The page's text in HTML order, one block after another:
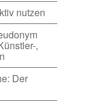
nutzen
,
Der